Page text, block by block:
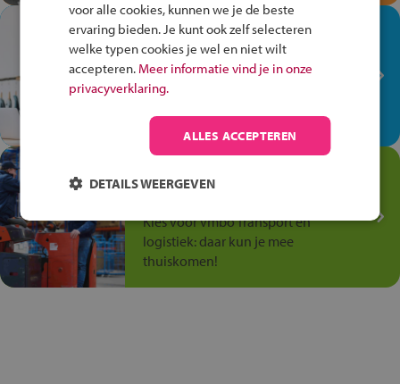
In de winkel ben je op je
plek!
Ontdek via het vmbo jouw talent
op de winkelvloer, waar elke dag
anders is!
Transport en Logistiek
Kies voor vmbo Transport en
logistiek: daar kun je mee
thuiskomen!
voor alle cookies, kunnen we je de beste
ervaring bieden. Je kunt ook zelf selecteren
welke typen cookies je wel en niet wilt
accepteren. Meer informatie vind je in onze
privacyverklaring.
ALLES ACCEPTEREN
DETAILS WEERGEVEN